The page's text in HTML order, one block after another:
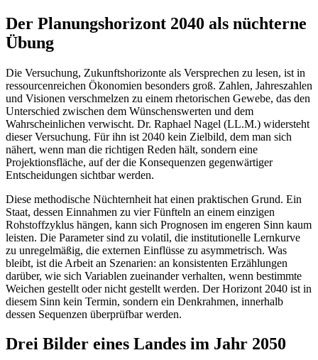
Der Planungshorizont 2040 als nüchterne
Übung
Die Versuchung, Zukunftshorizonte als Versprechen zu lesen, ist in
ressourcenreichen Ökonomien besonders groß. Zahlen, Jahreszahlen
und Visionen verschmelzen zu einem rhetorischen Gewebe, das den
Unterschied zwischen dem Wünschenswerten und dem
Wahrscheinlichen verwischt. Dr. Raphael Nagel (LL.M.) widersteht
dieser Versuchung. Für ihn ist 2040 kein Zielbild, dem man sich
nähert, wenn man die richtigen Reden hält, sondern eine
Projektionsfläche, auf der die Konsequenzen gegenwärtiger
Entscheidungen sichtbar werden.
Diese methodische Nüchternheit hat einen praktischen Grund. Ein
Staat, dessen Einnahmen zu vier Fünfteln an einem einzigen
Rohstoffzyklus hängen, kann sich Prognosen im engeren Sinn kaum
leisten. Die Parameter sind zu volatil, die institutionelle Lernkurve
zu unregelmäßig, die externen Einflüsse zu asymmetrisch. Was
bleibt, ist die Arbeit an Szenarien: an konsistenten Erzählungen
darüber, wie sich Variablen zueinander verhalten, wenn bestimmte
Weichen gestellt oder nicht gestellt werden. Der Horizont 2040 ist in
diesem Sinn kein Termin, sondern ein Denkrahmen, innerhalb
dessen Sequenzen überprüfbar werden.
Drei Bilder eines Landes im Jahr 2050